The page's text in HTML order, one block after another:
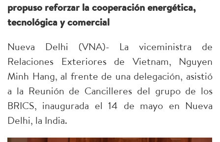
propuso reforzar la cooperación energética,
tecnológica y comercial
Nueva Delhi (VNA)- La viceministra de
Relaciones Exteriores de Vietnam, Nguyen
Minh Hang, al frente de una delegación, asistió
a la Reunión de Cancilleres del grupo de los
BRICS, inaugurada el 14 de mayo en Nueva
Delhi, la India.